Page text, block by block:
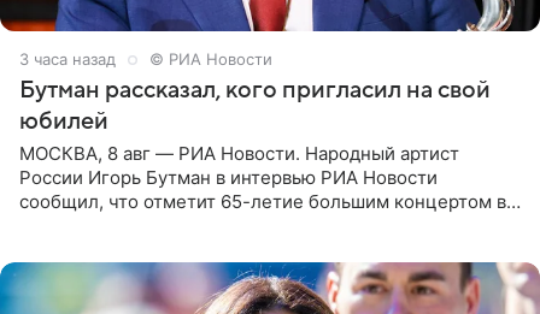
3 часа назад © РИА Новости
Бутман рассказал, кого пригласил на свой
юбилей
МОСКВА, 8 авг — РИА Новости. Народный артист
России Игорь Бутман в интервью РИА Новости
сообщил, что отметит 65-летие большим концертом в